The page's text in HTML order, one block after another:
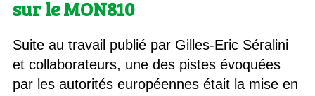
sur le MON810
Suite au travail publié par Gilles-Eric Séralini
et collaborateurs, une des pistes évoquées
par les autorités européennes était la mise en